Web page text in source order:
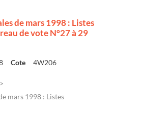
de mars 1998 : Listes
de vote N°27 à 29
Cote 4W206
mars 1998 : Listes